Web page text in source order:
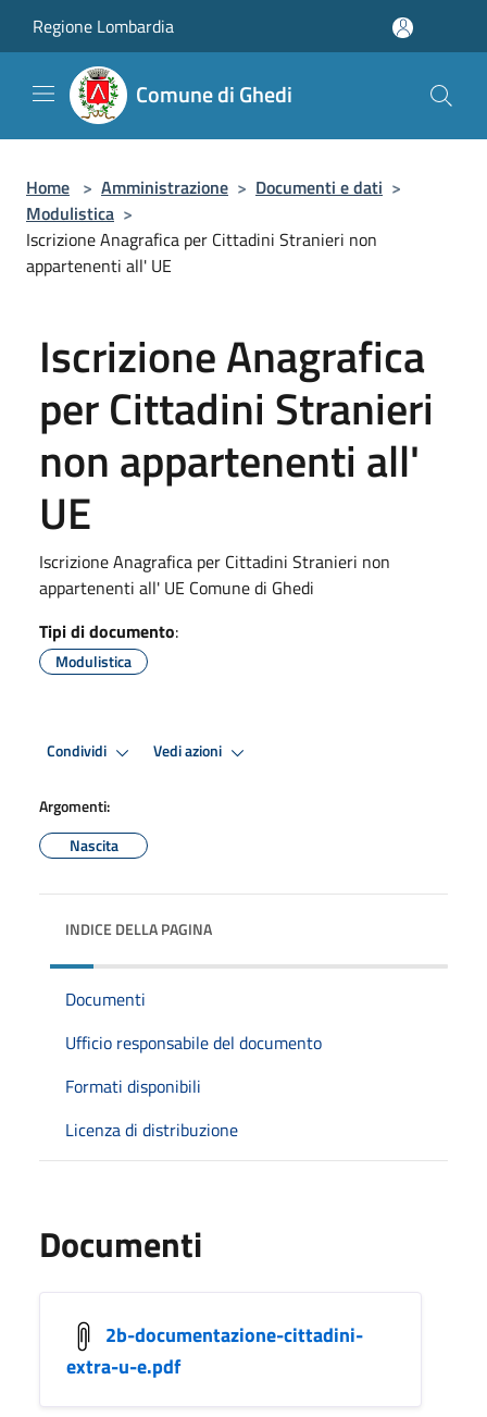
Regione Lombardia
Comune di Ghedi
Home > Amministrazione > Documenti e dati >
Modulistica >
Iscrizione Anagrafica per Cittadini Stranieri non
appartenenti all' UE
Iscrizione Anagrafica
per Cittadini Stranieri
non appartenenti all'
UE
Iscrizione Anagrafica per Cittadini Stranieri non
appartenenti all' UE Comune di Ghedi
Tipi di documento:
Modulistica
Condividi Vedi azioni
Argomenti:
Nascita
INDICE DELLA PAGINA
Documenti
Ufficio responsabile del documento
Formati disponibili
Licenza di distribuzione
Documenti
2b-documentazione-cittadini-
extra-u-e.pdf